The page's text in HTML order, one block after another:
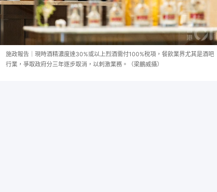
施政報告｜現時酒精濃度達30%或以上烈酒需付100%稅項，餐飲業界尤其是酒吧
行業，爭取政府分三年逐步取消，以刺激業務。（梁鵬威攝）